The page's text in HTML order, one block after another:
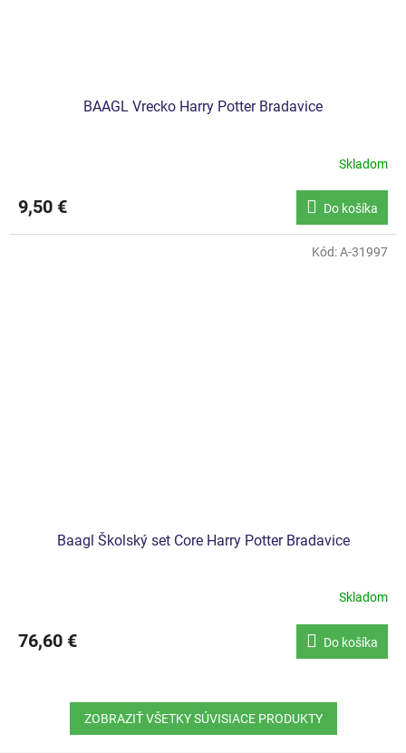
BAAGL Vrecko Harry Potter Bradavice
Skladom
9,50 € Do košíka
Baagl Školský set Core Harry Potter Bradavice
Skladom
76,60 € Do košíka
Kód:A-31997
ZOBRAZIŤ VŠETKY SÚVISIACE PRODUKTY